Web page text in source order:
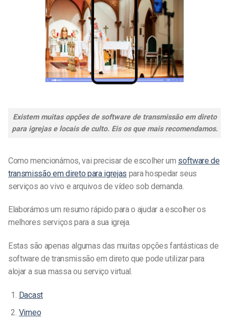
Existem muitas opções de software de transmissão em direto
para igrejas e locais de culto. Eis os que mais recomendamos.
Como mencionámos, vai precisar de escolher um software de
transmissão em direto para igrejas para hospedar seus
serviços ao vivo e arquivos de vídeo sob demanda.
Elaborámos um resumo rápido para o ajudar a escolher os
melhores serviços para a sua igreja.
Estas são apenas algumas das muitas opções fantásticas de
software de transmissão em direto que pode utilizar para
alojar a sua massa ou serviço virtual.
Dacast
Vimeo